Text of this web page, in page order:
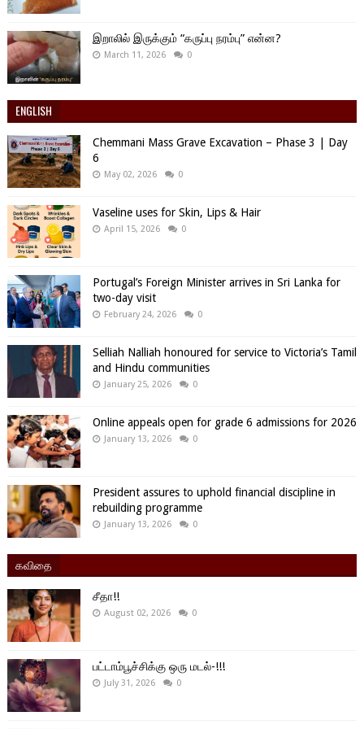
இறாலில் இருக்கும் “கருப்பு நரம்பு” என்ன?
March 11, 2026 0
ENGLISH
Chemmani Mass Grave Excavation – Phase 3 | Day
6
May 02, 2026 0
Vaseline uses for Skin, Lips & Hair
April 15, 2026 0
Portugal’s Foreign Minister arrives in Sri Lanka for
two-day visit
February 24, 2026 0
Selliah Nalliah honoured for service to Victoria’s Tamil
and Hindu communities
January 25, 2026 0
Online appeals open for grade 6 admissions for 2026
January 13, 2026 0
President assures to uphold financial discipline in
rebuilding programme
January 13, 2026 0
கவிதை
சீதா!!
August 02, 2026 0
பட்டாம்பூச்சிக்கு ஒரு மடல்-!!!
July 31, 2026 0